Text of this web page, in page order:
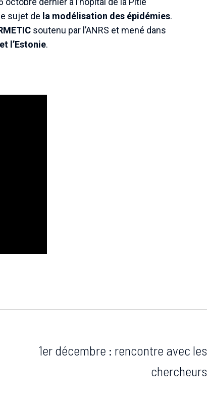
sujet de la modélisation des épidémies.
soutenu par l’ANRS et mené dans
l’Estonie.
1er décembre : rencontre avec les
chercheurs